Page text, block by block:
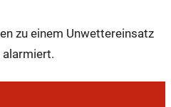
zu einem Unwettereinsatz
alarmiert.